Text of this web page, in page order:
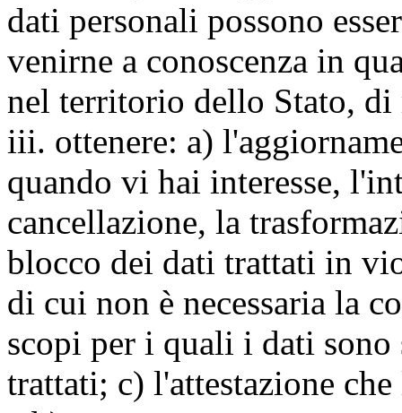
dati personali possono
venirne a conoscenza in
nel territorio dello Stato,
iii. ottenere: a)
quando vi hai interesse,
cancellazione, la
blocco dei dati trattati in
di cui non è necessaria la
scopi per i quali i dati sono
trattati; c) l'attestazione